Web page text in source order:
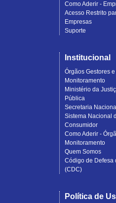
Como Aderir -
Acesso Restrito
Empresas
Suporte
Institucional
Órgãos Gestores e
Monitoramento
Ministério da
Pública
Secretaria
Sistema Nacional
Consumidor
Como Aderir -
Monitoramento
Quem Somos
Código de Defesa
(CDC)
Política de